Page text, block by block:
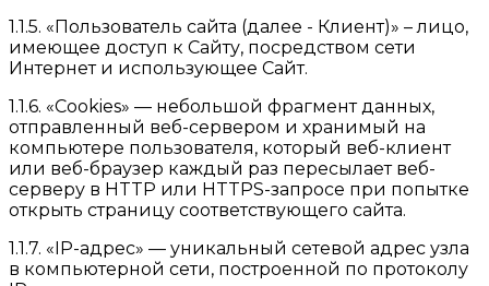
1.1.5. «Пользователь сайта (далее - Клиент)» – лицо,
имеющее доступ к Сайту, посредством сети
Интернет и использующее Сайт.
1.1.6. «Cookies» — небольшой фрагмент данных,
отправленный веб-сервером и хранимый на
компьютере пользователя, который веб-клиент
или веб-браузер каждый раз пересылает веб-
серверу в HTTP или HTTPS-запросе при попытке
открыть страницу соответствующего сайта.
1.1.7. «IP-адрес» — уникальный сетевой адрес узла
в компьютерной сети, построенной по протоколу